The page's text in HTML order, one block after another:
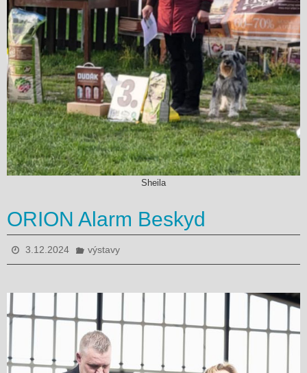
Sheila
ORION Alarm Beskyd
3.12.2024 výstavy